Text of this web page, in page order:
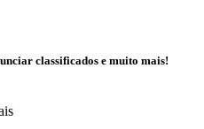
classificados e muito mais!